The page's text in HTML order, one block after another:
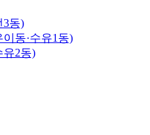
3동)
동·수유1동)
유2동)